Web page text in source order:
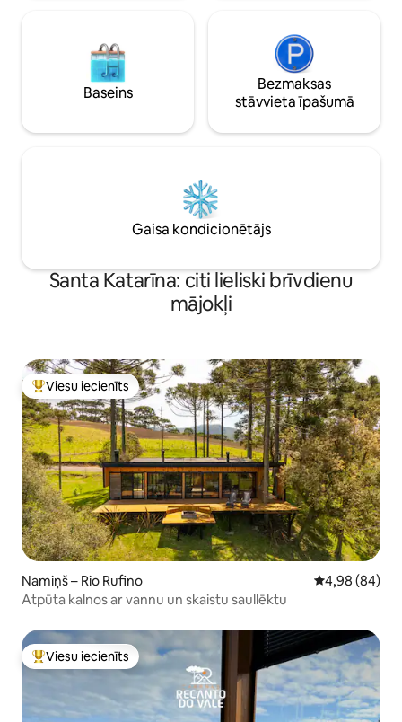
Baseins
Bezmaksas
stāvvieta īpašumā
Gaisa kondicionētājs
Santa Katarīna: citi lieliski brīvdienu
mājokļi
Populārs viesu iecienīts mājoklis
Viesu iecienīts
Namiņš – Rio Rufino Vidējais
4,98 (84)
Atpūta kalnos ar vannu un skaistu saullēktu
Populārs viesu iecienīts mājoklis
Viesu iecienīts